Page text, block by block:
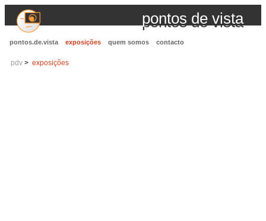
pontos de vista
pontos.de.vista exposições quem somos contacto
pdv exposições